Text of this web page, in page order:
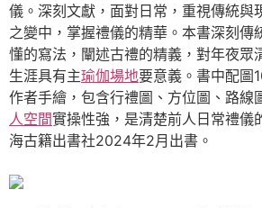
儀。深刻文獻，面對日常，重視傳統與
之變中，掌握禮儀的精華。本書深刻傳
懂的寫法，闡述古禮的精義，對年夜眾
生涯具有主瑜伽場地要意義。書中配圖
作者手繪，包含行禮圖、方位圖、路線
人空間實操性強，是清楚前人日常禮儀
海古籍出書社2024年2月出書。